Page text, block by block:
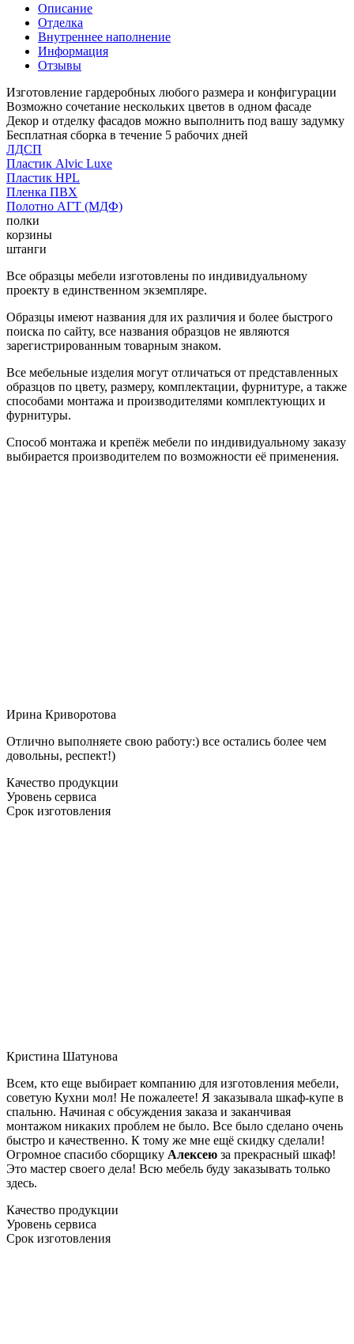
Описание
Отделка
Внутреннее наполнение
Информация
Отзывы
Изготовление гардеробных любого размера и конфигурации
Возможно сочетание нескольких цветов в одном фасаде
Декор и отделку фасадов можно выполнить под вашу задумку
Бесплатная сборка в течение 5 рабочих дней
ЛДСП
Пластик Alvic Luxe
Пластик HPL
Пленка ПВХ
Полотно АГТ (МДФ)
полки
корзины
штанги
Все образцы мебели изготовлены по индивидуальному
проекту в единственном экземпляре.
Образцы имеют названия для их различия и более быстрого
поиска по сайту, все названия образцов не являются
зарегистрированным товарным знаком.
Все мебельные изделия могут отличаться от представленных
образцов по цвету, размеру, комплектации, фурнитуре, а также
способами монтажа и производителями комплектующих и
фурнитуры.
Способ монтажа и крепёж мебели по индивидуальному заказу
выбирается производителем по возможности её применения.
Ирина Криворотова
Отлично выполняете свою работу:) все остались более чем
довольны, респект!)
Качество продукции
Уровень сервиса
Срок изготовления
Кристина Шатунова
Всем, кто еще выбирает компанию для изготовления мебели,
советую Кухни мол! Не пожалеете! Я заказывала шкаф-купе в
спальню. Начиная с обсуждения заказа и заканчивая
монтажом никаких проблем не было. Все было сделано очень
быстро и качественно. К тому же мне ещё скидку сделали!
Огромное спасибо сборщику Алексею за прекрасный шкаф!
Это мастер своего дела! Всю мебель буду заказывать только
здесь.
Качество продукции
Уровень сервиса
Срок изготовления